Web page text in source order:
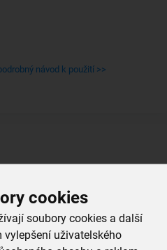
cookies
soubory cookies a další
uživatelského
návod k použití >>
40